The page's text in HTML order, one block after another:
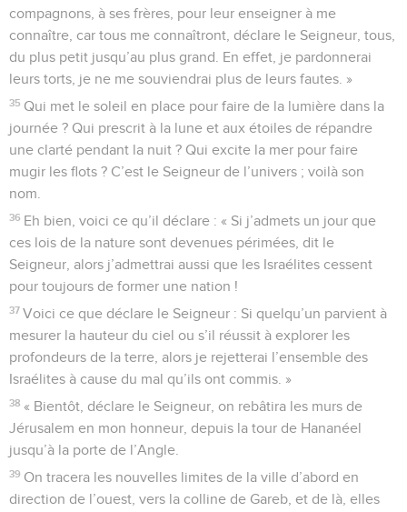
compagnons, à ses frères, pour leur enseigner à me
connaître, car tous me connaîtront, déclare le Seigneur, tous,
du plus petit jusqu’au plus grand. En effet, je pardonnerai
leurs torts, je ne me souviendrai plus de leurs fautes. »
35 Qui met le soleil en place pour faire de la lumière dans la
journée ? Qui prescrit à la lune et aux étoiles de répandre
une clarté pendant la nuit ? Qui excite la mer pour faire
mugir les flots ? C’est le Seigneur de l’univers ; voilà son
nom.
36 Eh bien, voici ce qu’il déclare : « Si j’admets un jour que
ces lois de la nature sont devenues périmées, dit le
Seigneur, alors j’admettrai aussi que les Israélites cessent
pour toujours de former une nation !
37 Voici ce que déclare le Seigneur : Si quelqu’un parvient à
mesurer la hauteur du ciel ou s’il réussit à explorer les
profondeurs de la terre, alors je rejetterai l’ensemble des
Israélites à cause du mal qu’ils ont commis. »
38 « Bientôt, déclare le Seigneur, on rebâtira les murs de
Jérusalem en mon honneur, depuis la tour de Hananéel
jusqu’à la porte de l’Angle.
39 On tracera les nouvelles limites de la ville d’abord en
direction de l’ouest, vers la colline de Gareb, et de là, elles